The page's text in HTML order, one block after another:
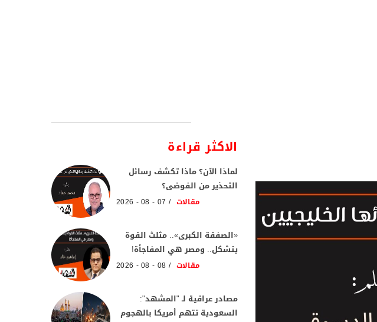
الاكثر قراءة
لماذا الآن؟ ماذا تكشف رسائل
التحذير من الفوضى؟
مقالات 07 - 08 - 2026
«الصفقة الكبرى».. مثلث القوة
يتشكل.. ومصر هي المفاجأة!
مقالات 08 - 08 - 2026
مصادر عراقية لـ "المشهد":
السعودية تتهم أمريكا بالهجوم